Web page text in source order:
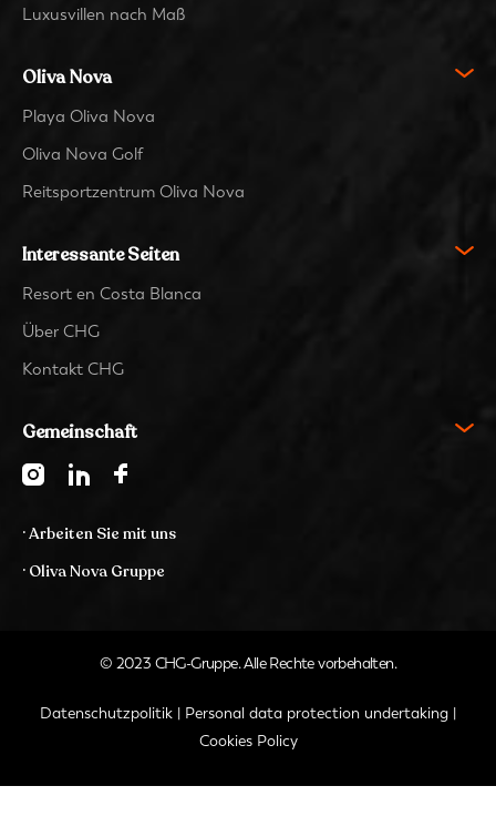
Luxusvillen nach Maß
Oliva Nova
Playa Oliva Nova
Oliva Nova Golf
Reitsportzentrum Oliva Nova
Interessante Seiten
Resort en Costa Blanca
Über CHG
Kontakt CHG
Gemeinschaft
· Arbeiten Sie mit uns
· Oliva Nova Gruppe
© 2023 CHG-Gruppe. Alle Rechte vorbehalten.
Datenschutzpolitik | Personal data protection undertaking |
Cookies Policy